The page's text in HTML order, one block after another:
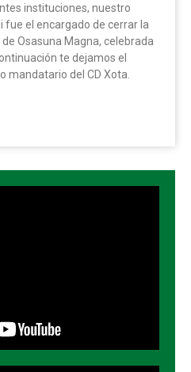
instituciones, nuestro
el encargado de cerrar la
Osasuna Magna, celebrada
te dejamos el
mandatario del CD Xota.